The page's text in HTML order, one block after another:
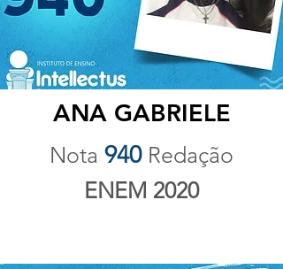
ANA GABRIELE
Nota 940 Redação
ENEM 2020